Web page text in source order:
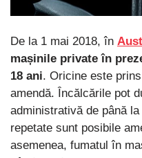
De la 1 mai 2018, în
mașinile private în
18 ani. Oricine este
amendă. Încălcările pot
administrativă de până
repetate sunt posibile
asemenea, fumatul în